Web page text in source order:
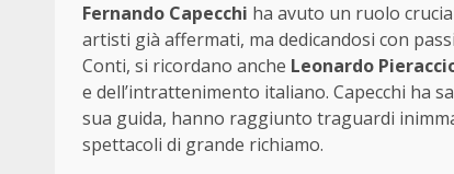
Fernando Capecchi ha avuto un ruolo
artisti già affermati, ma dedicandosi con
Conti, si ricordano anche Leonardo
e dell’intrattenimento italiano. Capecchi ha
sua guida, hanno raggiunto traguardi
spettacoli di grande richiamo.